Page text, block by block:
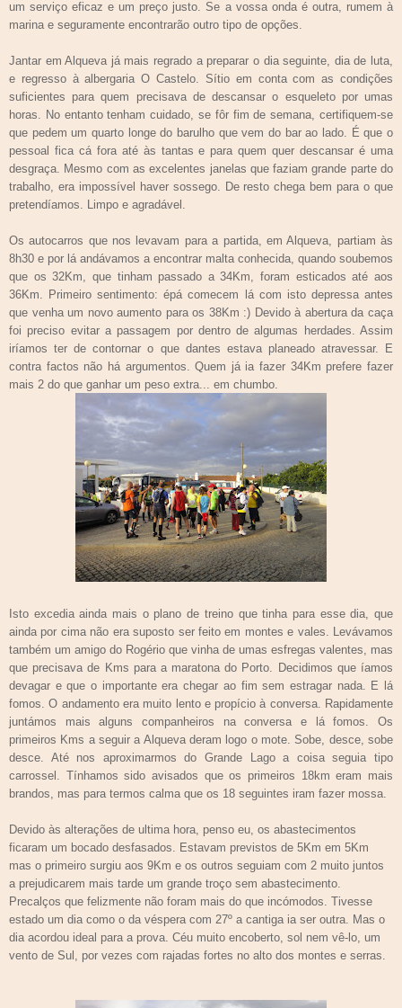
um serviço eficaz e um preço justo. Se a vossa onda é outra, rumem à
marina e seguramente encontrarão outro tipo de opções.
Jantar em Alqueva já mais regrado a preparar o dia seguinte, dia de luta,
e regresso à albergaria O Castelo. Sítio em conta com as condições
suficientes para quem precisava de descansar o esqueleto por umas
horas. No entanto tenham cuidado, se fôr fim de semana, certifiquem-se
que pedem um quarto longe do barulho que vem do bar ao lado. É que o
pessoal fica cá fora até às tantas e para quem quer descansar é uma
desgraça. Mesmo com as excelentes janelas que faziam grande parte do
trabalho, era impossível haver sossego. De resto chega bem para o que
pretendíamos. Limpo e agradável.
Os autocarros que nos levavam para a partida, em Alqueva, partiam às
8h30 e por lá andávamos a encontrar malta conhecida, quando soubemos
que os 32Km, que tinham passado a 34Km, foram esticados até aos
36Km. Primeiro sentimento: épá comecem lá com isto depressa antes
que venha um novo aumento para os 38Km :) Devido à abertura da caça
foi preciso evitar a passagem por dentro de algumas herdades. Assim
iríamos ter de contornar o que dantes estava planeado atravessar. E
contra factos não há argumentos. Quem já ia fazer 34Km prefere fazer
mais 2 do que ganhar um peso extra... em chumbo.
Isto excedia ainda mais o plano de treino que tinha para esse dia, que
ainda por cima não era suposto ser feito em montes e vales. Levávamos
também um amigo do Rogério que vinha de umas esfregas valentes, mas
que precisava de Kms para a maratona do Porto. Decidimos que íamos
devagar e que o importante era chegar ao fim sem estragar nada. E lá
fomos. O andamento era muito lento e propício à conversa. Rapidamente
juntámos mais alguns companheiros na conversa e lá fomos. Os
primeiros Kms a seguir a Alqueva deram logo o mote. Sobe, desce, sobe
desce. Até nos aproximarmos do Grande Lago a coisa seguia tipo
carrossel. Tínhamos sido avisados que os primeiros 18km eram mais
brandos, mas para termos calma que os 18 seguintes iram fazer mossa.
Devido às alterações de ultima hora, penso eu, os abastecimentos
ficaram um bocado desfasados. Estavam previstos de 5Km em 5Km
mas o primeiro surgiu aos 9Km e os outros seguiam com 2 muito juntos
a prejudicarem mais tarde um grande troço sem abastecimento.
Precalços que felizmente não foram mais do que incómodos. Tivesse
estado um dia como o da véspera com 27º a cantiga ia ser outra. Mas o
dia acordou ideal para a prova. Céu muito encoberto, sol nem vê-lo, um
vento de Sul, por vezes com rajadas fortes no alto dos montes e serras.